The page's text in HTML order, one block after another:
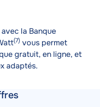
la Banque
(7) vous permet
gratuit, en ligne, et